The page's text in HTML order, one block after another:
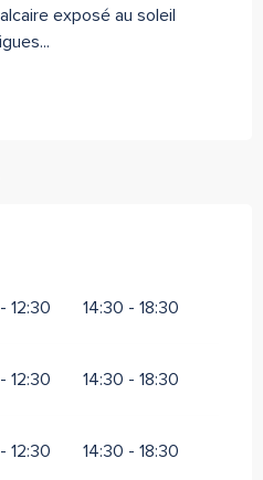
exposé au soleil
12:30 14:30 - 18:30
12:30 14:30 - 18:30
12:30 14:30 - 18:30